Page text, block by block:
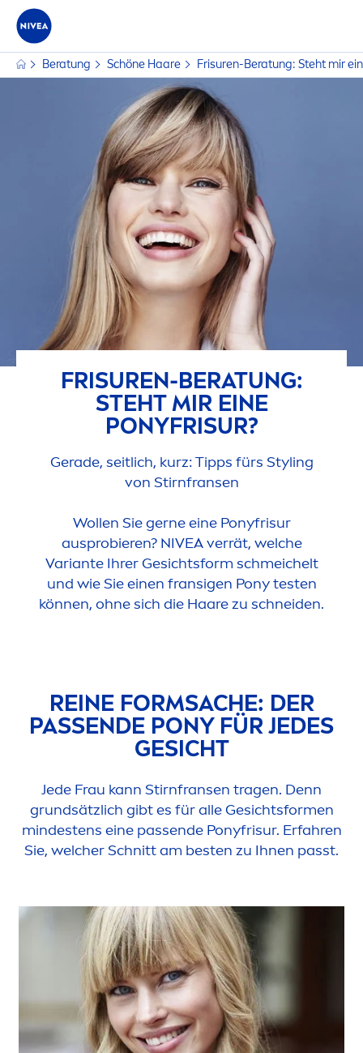
Beratung Schöne Haare Frisuren-Beratung: Steht mir
FRISUREN-BERATUNG:
STEHT MIR EINE
PONYFRISUR?
Gerade, seitlich, kurz: Tipps fürs Styling
von Stirnfransen
Wollen Sie gerne eine Ponyfrisur
ausprobieren? NIVEAverrät, welche
Variante Ihrer Gesichtsform schmeichelt
und wie Sie einen fransigen Pony testen
können, ohne sich die Haare zu schneiden.
REINE FORMSACHE: DER
PASSENDE PONY FÜR JEDES
GESICHT
Jede Frau kann Stirnfransen tragen. Denn
grundsätzlich gibt es für alle Gesichtsformen
mindestens eine passende Ponyfrisur. Erfahren
Sie, welcher Schnitt am besten zu Ihnen passt.